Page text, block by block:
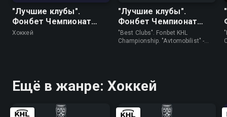
"Лучшие клубы".
Фонбет Чемпионат
КХЛ. "Авангард" - ЦСКА
Хоккей
"Лучшие клубы".
Фонбет Чемпионат
КХЛ. "Автомобилист" -
"Трактор"
"Best Clubs". Fonbet KHL
Championship. "Avtomobilist" -
Ещё в жанре: Хоккей